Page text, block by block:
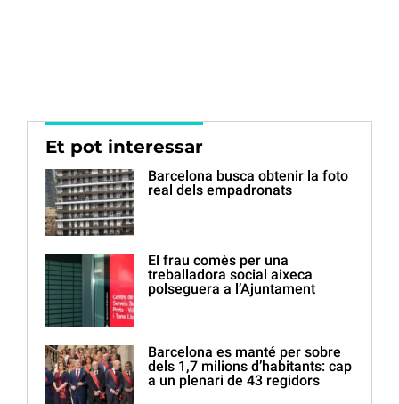
Et pot interessar
Barcelona busca obtenir la foto
real dels empadronats
El frau comès per una
treballadora social aixeca
polseguera a l’Ajuntament
Barcelona es manté per sobre
dels 1,7 milions d’habitants: cap
a un plenari de 43 regidors